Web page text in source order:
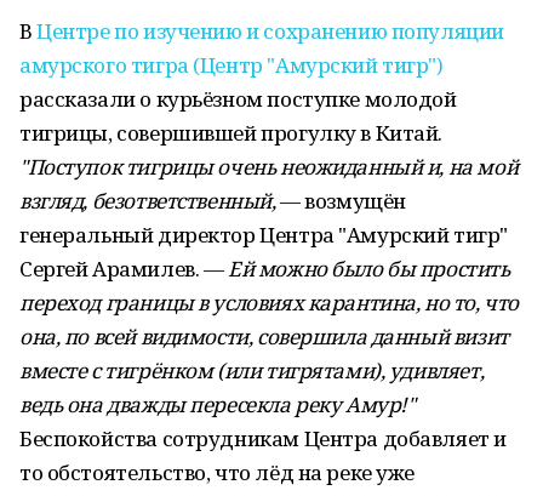
ВЦентре по изучению и сохранению популяции
амурского тигра (Центр "Амурский тигр")
рассказали о курьёзном поступке молодой
тигрицы, совершившей прогулку в Китай.
"Поступок тигрицы очень неожиданный и, на мой
взгляд, безответственный,— возмущён
генеральный директор Центра "Амурский тигр"
Сергей Арамилев. —Ей можно было бы простить
переход границы в условиях карантина, но то, что
она, по всей видимости, совершила данный визит
вместе с тигрёнком (или тигрятами), удивляет,
ведь она дважды пересекла реку Амур!"
Беспокойства сотрудникам Центра добавляет и
то обстоятельство, что лёд на реке уже